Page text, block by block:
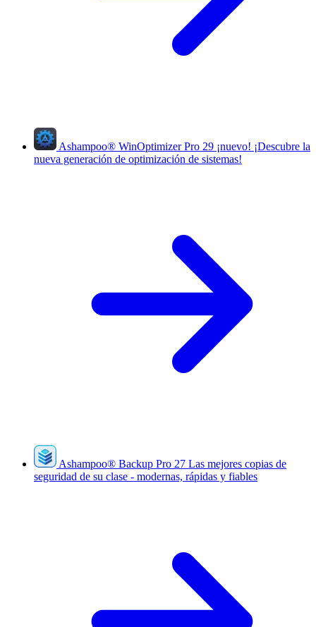
Ashampoo® WinOptimizer Pro 29 ¡nuevo! ¡Descubre la
nueva generación de optimización de sistemas!
Ashampoo® Backup Pro 27 Las mejores copias de
seguridad de su clase - modernas, rápidas y fiables